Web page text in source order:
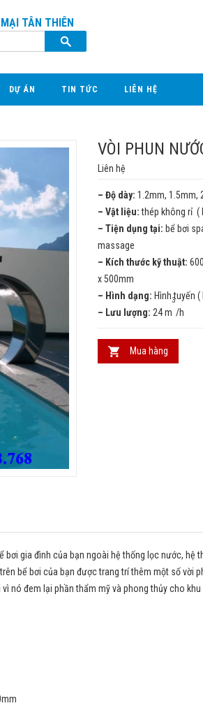
TÂN THIÊN
DỰ ÁN TIN TỨC LIÊN HỆ
VÒI PHUN
Liên hệ
– Độ dày: 1.2mm, 1.5mm,
– Vật liệu:thép không rỉ (
– Tiện dụng tại: bể bơi
massage
– Kích thước kỹ thuật:
x 500mm
– Hình dạng: Hình tuyến
– Lưu lượng: 24 m
3
/h
Mua hàng
bơi gia đình của bạn ngoài hệ thống lọc nước, hệ
bể bơi của bạn được trang trí thêm một số vời
nó đem lại phần thẩm mỹ và phong thủy cho khu